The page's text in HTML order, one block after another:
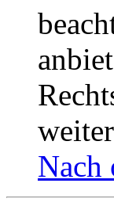
Nach